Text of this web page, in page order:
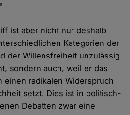
ist aber nicht nur deshalb
Kategorien der
der Willensfreiheit unzulässig
sondern auch, weil er das
einen radikalen Widerspruch
setzt. Dies ist in politisch-
Debatten zwar eine